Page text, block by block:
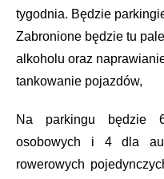
tygodnia. Będzie
Zabronione będzie tu
alkoholu oraz
tankowanie pojazdów,
Na parkingu będzie
osobowych i 4 dla
rowerowych